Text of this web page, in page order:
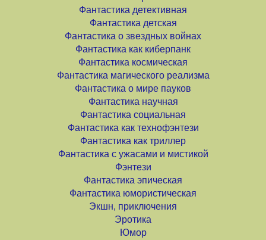
Фантастика детективная
Фантастика детская
Фантастика о звездных войнах
Фантастика как киберпанк
Фантастика космическая
Фантастика магического реализма
Фантастика о мире пауков
Фантастика научная
Фантастика социальная
Фантастика как технофэнтези
Фантастика как триллер
Фантастика с ужасами и мистикой
Фэнтези
Фантастика эпическая
Фантастика юмористическая
Экшн, приключения
Эротика
Юмор